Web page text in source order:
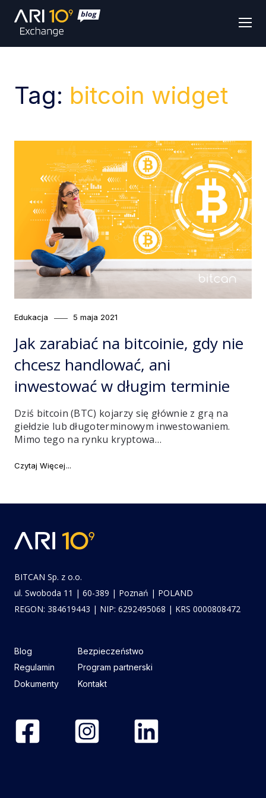
Tag: bitcoin widget
Category
Edukacja
Posted
5 maja 2021
Jak zarabiać na bitcoinie, gdy nie
chcesz handlować, ani
inwestować w długim terminie
Dziś bitcoin (BTC) kojarzy się głównie z grą na
giełdzie lub długoterminowym inwestowaniem.
Mimo tego na rynku kryptowa…
Czytaj Więcej
BITCAN Sp. z o.o.
ul. Swoboda 11 | 60-389 | Poznań | POLAND
REGON: 384619443 | NIP: 6292495068 | KRS 0000808472
Blog
Regulamin
Dokumenty
Bezpieczeństwo
Program partnerski
Kontakt